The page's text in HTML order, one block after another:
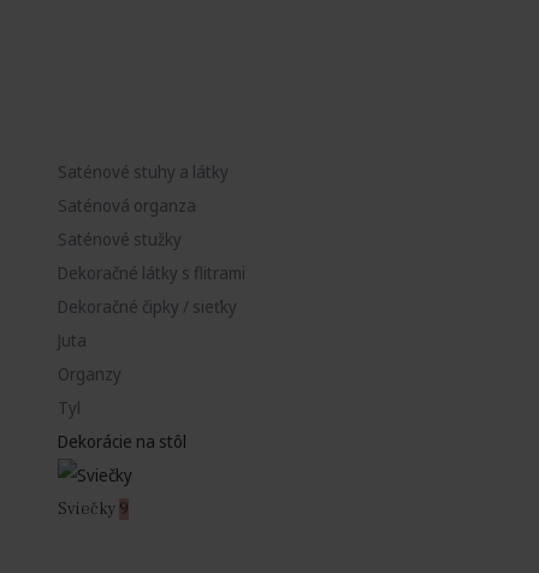
Saténové stuhy a látky
Saténová organza
Saténové stužky
Dekoračné látky s flitrami
Dekoračné čipky / sieťky
Juta
Organzy
Tyl
Dekorácie na stôl
Sviečky 9